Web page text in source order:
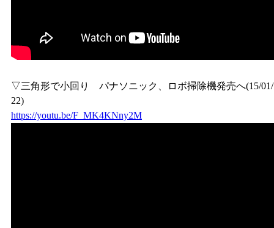
▽三角形で小回り パナソニック、ロボ掃除機発売へ(15/01/
22)
https://youtu.be/F_MK4KNny2M